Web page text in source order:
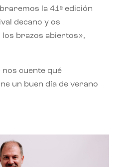
la 41ª edición
decano y os
los brazos abiertos»,
nos cuente qué
un buen día de verano